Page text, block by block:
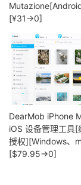
[¥31→0]
DearMob iPhone
iOS 设备管理工具[
授权][Windows、
[$79.95→0]